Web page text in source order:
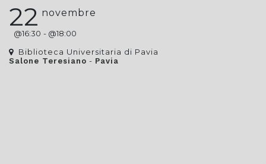
22 novembre
@16:30 - @18:00
Biblioteca Universitaria di Pavia
Salone Teresiano - Pavia